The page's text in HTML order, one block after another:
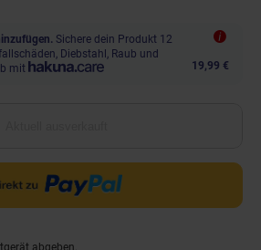
Sichere dein Produkt 12
Diebstahl, Raub und
mit
19,99 €
abgeben.